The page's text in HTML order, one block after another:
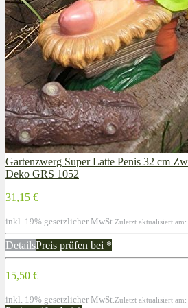
Gartenzwerg Super Latte Penis 32 cm
Deko GRS 1052
31,15 €
inkl. 19% gesetzlicher MwSt. Zuletzt aktualisiert
DetailsPreis prüfen bei *
15,50 €
inkl. 19% gesetzlicher MwSt. Zuletzt aktualisiert